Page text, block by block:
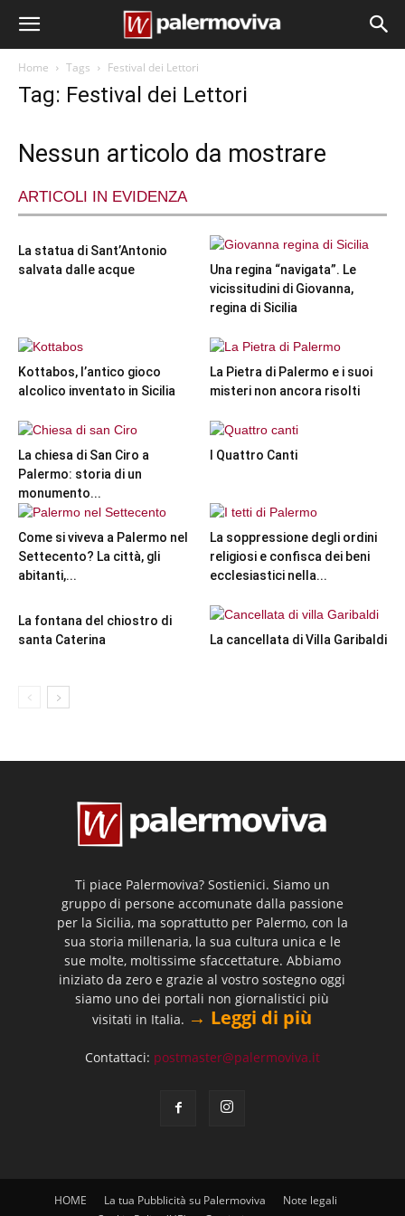
Home Tags Festival dei Lettori
Tag: Festival dei Lettori
Nessun articolo da mostrare
ARTICOLI IN EVIDENZA
La statua di Sant’Antonio
salvata dalle acque
Una regina “navigata”. Le
vicissitudini di Giovanna,
regina di Sicilia
Kottabos, l’antico gioco
alcolico inventato in Sicilia
La Pietra di Palermo e i suoi
misteri non ancora risolti
La chiesa di San Ciro a
Palermo: storia di un
monumento...
I Quattro Canti
Come si viveva a Palermo nel
Settecento? La città, gli
abitanti,...
La soppressione degli ordini
religiosi e confisca dei beni
ecclesiastici nella...
La fontana del chiostro di
santa Caterina
La cancellata di Villa Garibaldi
Ti piace Palermoviva? Sostienici. Siamo un
gruppo di persone accomunate dalla passione
per la Sicilia, ma soprattutto per Palermo, con la
sua storia millenaria, la sua cultura unica e le
sue molte, moltissime sfaccettature. Abbiamo
iniziato da zero e grazie al vostro sostegno oggi
siamo uno dei portali non giornalistici più
visitati in Italia. → Leggi di più
Contattaci: postmaster@palermoviva.it
HOME La tua Pubblicità su Palermoviva
Note legali